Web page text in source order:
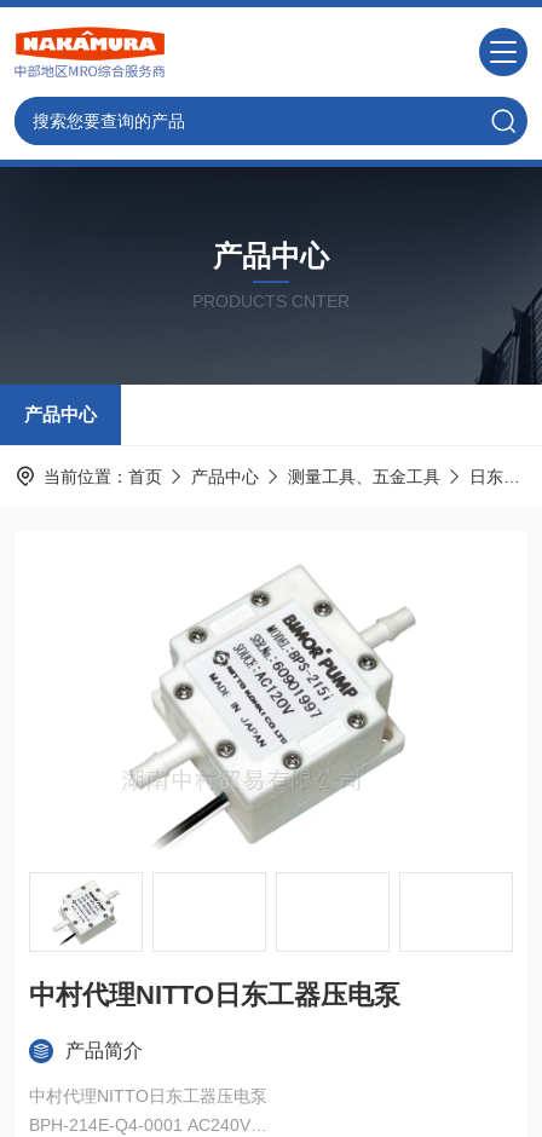
产品中心
PRODUCTS CNTER
产品中心
当前位置： 首页 产品中心 测量工具、五金工具 日东工器NITTO
中村代理NITTO日东工器压电泵
产品简介
中村代理NITTO日东工器压电泵
BPH-214E-Q4-0001 AC240V